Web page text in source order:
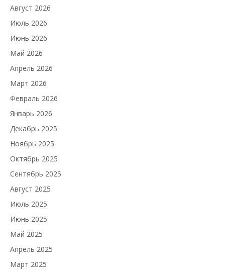
Август 2026
Июль 2026
Июнь 2026
Май 2026
Апрель 2026
Март 2026
Февраль 2026
Январь 2026
Декабрь 2025
Ноябрь 2025
Октябрь 2025
Сентябрь 2025
Август 2025
Июль 2025
Июнь 2025
Май 2025
Апрель 2025
Март 2025